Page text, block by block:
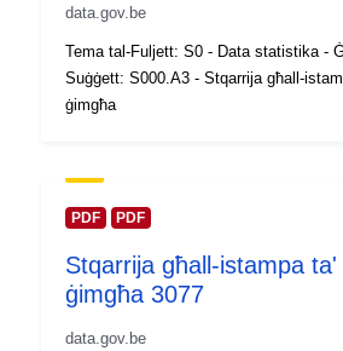
uriRef:
http://
id
Kopertura
31
data.gov.be
Tema tal-Fuljett: S0 - Data statistika -
Suġġett: S000.A3 - Stqarrija għall-
ġimgħa
PDF PDF
Stqarrija għall-istampa ta'
ġimgħa 3077
data.gov.be